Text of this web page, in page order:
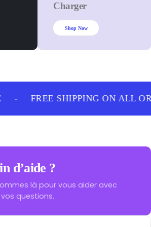
Charger
Shop Now
- FREE SHIPPING ON ALL
d’aide ?
là pour vous aider avec
questions.